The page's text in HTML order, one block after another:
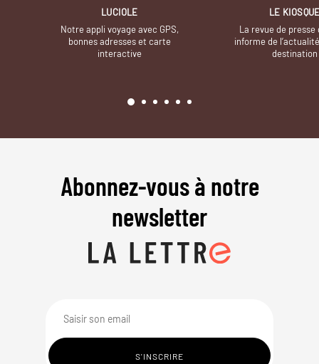
LUCIOLE
Notre appli voyage avec GPS,
bonnes adresses et carte
interactive
LE
La revue de presse
informe de
destination
Abonnez-vous à notre
newsletter